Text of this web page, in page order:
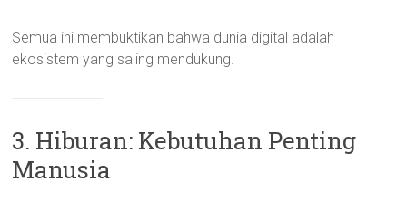
Semua ini membuktikan bahwa dunia digital adalah
ekosistem yang saling mendukung.
3. Hiburan: Kebutuhan Penting
Manusia